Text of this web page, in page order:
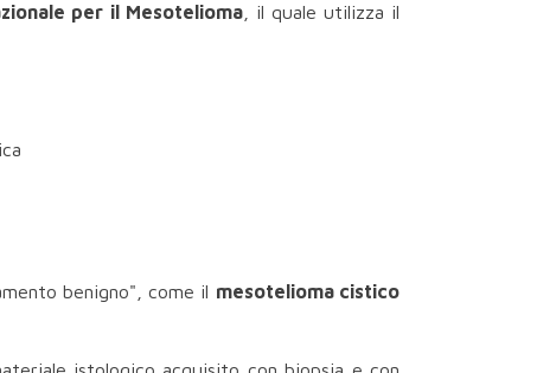
per il Mesotelioma, il quale utilizza il
benigno", come il mesotelioma cistico